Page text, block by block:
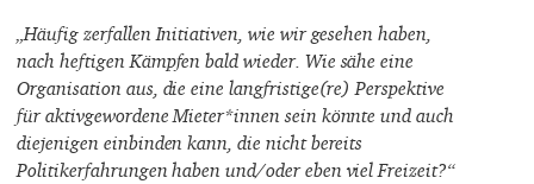
„Häufig zerfallen Initiativen, wie wir gesehen haben,
nach heftigen Kämpfen bald wieder. Wie sähe eine
Organisation aus, die eine langfristige(re) Perspektive
für aktivgewordene Mieter*innen sein könnte und auch
diejenigen einbinden kann, die nicht bereits
Politikerfahrungen haben und/oder eben viel Freizeit?“